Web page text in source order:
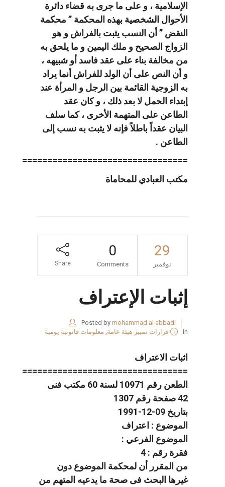
الإسلامية ، و على ما جرى به قضاء دائرة
الأحوال الشخصية بهذه المحكمة ” محكمة
النقض ” أن النسب يثبت بالفراش و هو
الزواج الصحيح و ملك اليمين و ما يلحق به
من مخالفة بناء على عقد فاسد أو شبيهه ،
و أن النص على أن الولد للفراش أنما يراد
به الزوجية القائمة بين الرجل و المرأة عند
إبتداء الحمل لا بعد ذلك ، و كان عقد
الطاعن على المتهمة الأخرى ، كما سلف
البيان عقداً باطلاً فإنه لا يثبت به نسب إلى
الطاعن .
=================================
مكتب العبادي للمحاماة
29
نوفمبر
0
Comments
Share
إثبات الإعتراف
Posted by mohammad al abbadi
in
قرارات تمييز هيئة عامة, معلومات قانونية يومية
اثبات الاعتراف
=================================
الطعن رقم 10971 لسنة 60 مكتب فنى
42 صفحة رقم 1307
بتاريخ 09-12-1991
الموضوع : اعتراف
الموضوع الفرعي :
فقرة رقم : 4
من المقرر أن لمحكمة الموضوع دون
غيرها البحث فى صحة ما يدعيه المتهم من